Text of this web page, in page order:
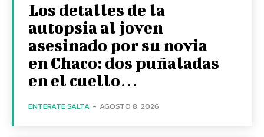
Los detalles de la
autopsia al joven
asesinado por su novia
en Chaco: dos puñaladas
en el cuello…
ENTERATE SALTA - AGOSTO 8, 2026